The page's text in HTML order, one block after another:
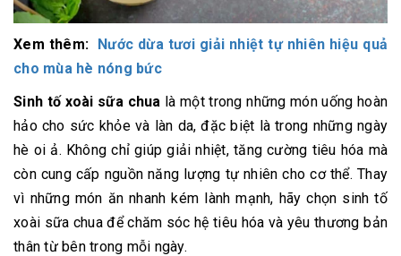
Xem thêm: Nước dừa tươi giải nhiệt tự nhiên hiệu quả
cho mùa hè nóng bức
Sinh tố xoài sữa chua là một trong những món uống hoàn
hảo cho sức khỏe và làn da, đặc biệt là trong những ngày
hè oi ả. Không chỉ giúp giải nhiệt, tăng cường tiêu hóa mà
còn cung cấp nguồn năng lượng tự nhiên cho cơ thể. Thay
vì những món ăn nhanh kém lành mạnh, hãy chọn sinh tố
xoài sữa chua để chăm sóc hệ tiêu hóa và yêu thương bản
thân từ bên trong mỗi ngày.